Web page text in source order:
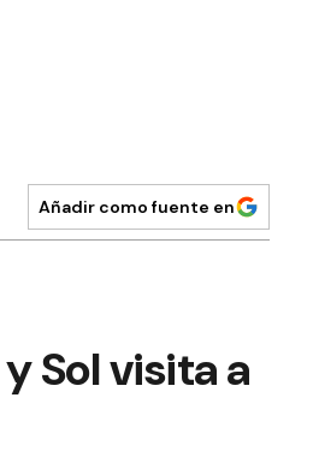
Añadir como fuente en
Sol visita a